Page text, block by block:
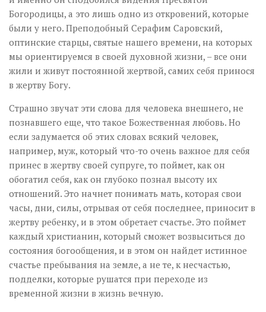
Богородицы, а это лишь одно из откровений, которые
были у него. Преподобный Серафим Саровский,
оптинские старцы, святые нашего времени, на которых
мы ориентируемся в своей духовной жизни, – все они
жили и живут постоянной жертвой, самих себя принося
в жертву Богу.
Страшно звучат эти слова для человека внешнего, не
познавшего еще, что такое Божественная любовь. Но
если задумается об этих словах всякий человек,
например, муж, который что-то очень важное для себя
принес в жертву своей супруге, то поймет, как он
обогатил себя, как он глубоко познал высоту их
отношений. Это начнет понимать мать, которая свои
часы, дни, силы, отрывая от себя последнее, приносит в
жертву ребенку, и в этом обретает счастье. Это поймет
каждый христианин, который сможет возвыситься до
состояния богообщения, и в этом он найдет истинное
счастье пребывания на земле, а не те, к несчастью,
подделки, которые рушатся при переходе из
временной жизни в жизнь вечную.